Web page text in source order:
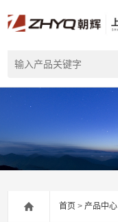
首页 >产品中心